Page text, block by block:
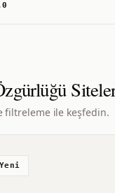
filtreleme ile keşfedin.
Yeni